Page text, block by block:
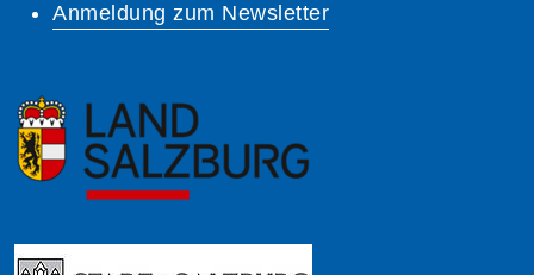
Anmeldung zum Newsletter